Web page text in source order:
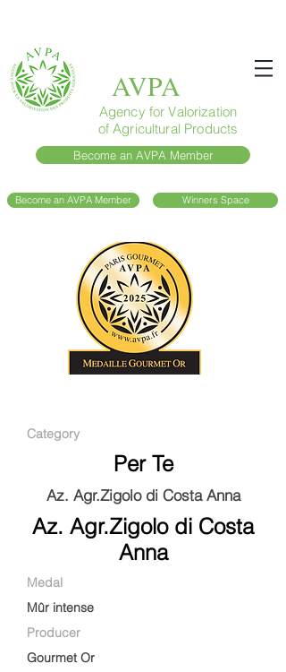
AVPA
Agency for Valorization
of Agricultural Products
Become an AVPA Member
Become an AVPA Member Winners Space
Category
Per Te
Az. Agr.Zigolo di Costa Anna
Az. Agr.Zigolo di Costa
Anna
Medal
Mûr intense
Producer
Gourmet Or